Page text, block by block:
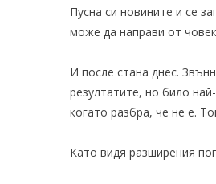
Пусна си новините и се
може да направи от
И после стана днес.
резултатите, но било
когато разбра, че не е.
Като видя разширения